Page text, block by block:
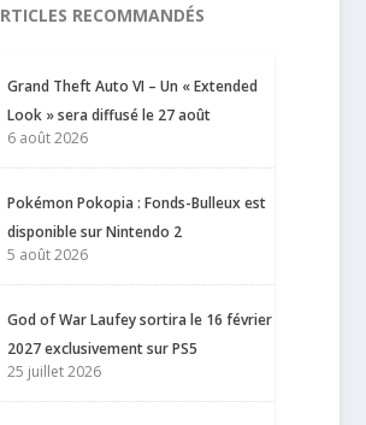
RECOMMANDÉS
Grand Theft Auto VI – Un « Extended
Look » sera diffusé le 27 août
6 août 2026
Pokémon Pokopia : Fonds-Bulleux est
disponible sur Nintendo 2
5 août 2026
God of War Laufey sortira le 16 février
2027 exclusivement sur PS5
25 juillet 2026